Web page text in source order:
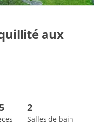
aux
2
Salles de bain